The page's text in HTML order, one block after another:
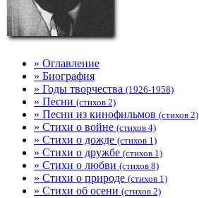
» Оглавление
» Биография
» Годы творчества (1926-1958)
» Песни (стихов 2)
» Песни из кинофильмов (стихов 2)
» Стихи о войне (стихов 4)
» Стихи о дожде (стихов 1)
» Стихи о дружбе (стихов 1)
» Стихи о любви (стихов 8)
» Стихи о природе (стихов 1)
» Стихи об осени (стихов 2)